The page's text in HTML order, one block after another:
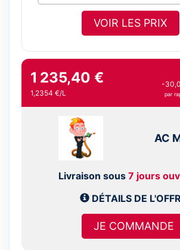
VOIR LES PRIX
1 235,40 €
1,2354 €/L
-
par
AC
Livraison sous 7 jours
DÉTAILS DE
JE COMMANDE